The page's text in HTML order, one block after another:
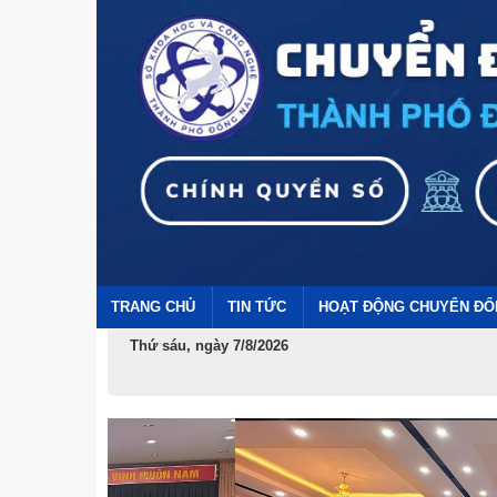
TRANG CHỦ TIN TỨC HOẠT ĐỘNG CHUYỂN
Thứ sáu, ngày 7/8/2026